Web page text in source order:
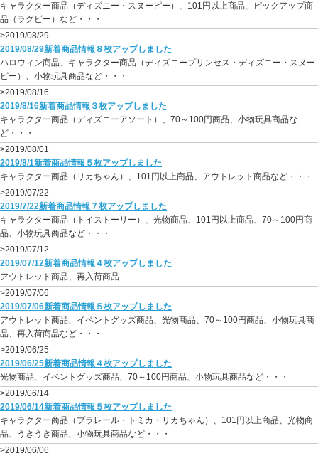
キャラクター商品（ディズニー・スヌーピー）、101円以上商品、ピックアップ商
品（ラグビー）など・・・
>2019/08/29
2019/08/29新着商品情報８枚アップしました
ハロウィン商品、キャラクター商品（ディズニープリンセス・ディズニー・スヌー
ピー）、小物玩具商品など・・・
>2019/08/16
2019/8/16新着商品情報３枚アップしました
キャラクター商品（ディズニーアソート）、70～100円商品、小物玩具商品な
ど・・・
>2019/08/01
2019/8/1新着商品情報５枚アップしました
キャラクター商品（リカちゃん）、101円以上商品、アウトレット商品など・・・
>2019/07/22
2019/7/22新着商品情報７枚アップしました
キャラクター商品（トイストーリー）、光物商品、101円以上商品、70～100円商
品、小物玩具商品など・・・
>2019/07/12
2019/07/12新着商品情報４枚アップしました
アウトレット商品、再入荷商品
>2019/07/06
2019/07/06新着商品情報５枚アップしました
アウトレット商品、イベントグッズ商品、光物商品、70～100円商品、小物玩具商
品、再入荷商品など・・・
>2019/06/25
2019/06/25新着商品情報４枚アップしました
光物商品、イベントグッズ商品、70～100円商品、小物玩具商品など・・・
>2019/06/14
2019/06/14新着商品情報５枚アップしました
キャラクター商品（プラレール・トミカ・リカちゃん）、101円以上商品、光物商
品、うきうき商品、小物玩具商品など・・・
>2019/06/06